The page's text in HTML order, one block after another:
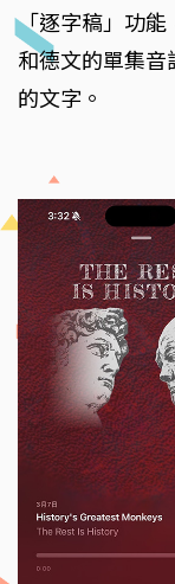
「逐字稿」功能
和德文的單集音
的文字。